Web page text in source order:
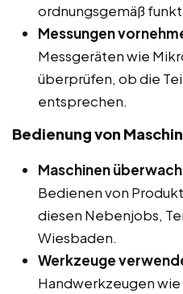
ordnungsgemäß
Messungen
Messgeräten wie
überprüfen, ob die
entsprechen.
Bedienung von
Maschinen
Bedienen von
diesen Nebenjobs,
Wiesbaden.
Werkzeuge
Handwerkzeugen